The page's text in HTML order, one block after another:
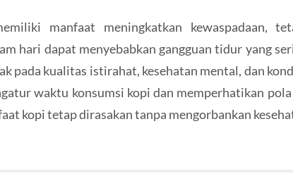
manfaat meningkatkan kewaspadaan,
hari dapat menyebabkan gangguan tidur yang
pada kualitas istirahat, kesehatan mental, dan
waktu konsumsi kopi dan memperhatikan
kopi tetap dirasakan tanpa mengorbankan